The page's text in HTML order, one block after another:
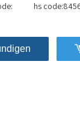
hs